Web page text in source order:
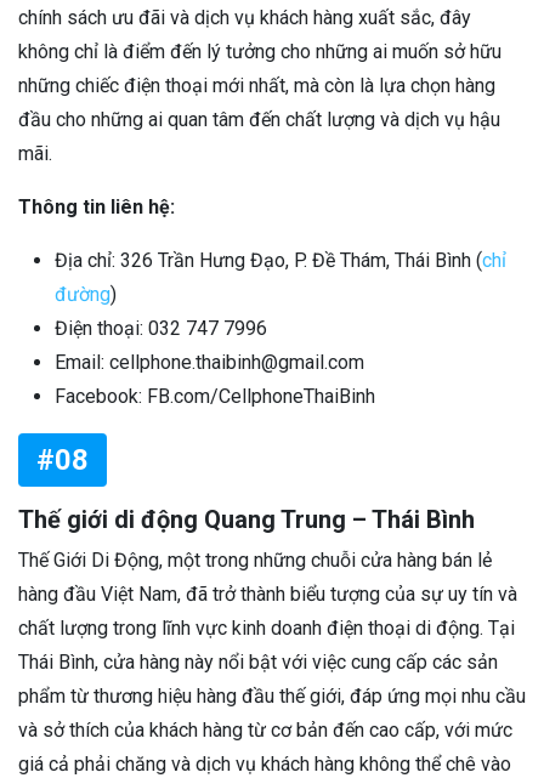
chính sách ưu đãi và dịch vụ khách hàng xuất sắc, đây
không chỉ là điểm đến lý tưởng cho những ai muốn sở hữu
những chiếc điện thoại mới nhất, mà còn là lựa chọn hàng
đầu cho những ai quan tâm đến chất lượng và dịch vụ hậu
mãi.
Thông tin liên hệ:
Địa chỉ: 326 Trần Hưng Đạo, P. Đề Thám, Thái Bình (chỉ
đường)
Điện thoại: 032 747 7996
Email: cellphone.thaibinh@gmail.com
Facebook: FB.com/CellphoneThaiBinh
#08
Thế giới di động Quang Trung – Thái Bình
Thế Giới Di Động, một trong những chuỗi cửa hàng bán lẻ
hàng đầu Việt Nam, đã trở thành biểu tượng của sự uy tín và
chất lượng trong lĩnh vực kinh doanh điện thoại di động. Tại
Thái Bình, cửa hàng này nổi bật với việc cung cấp các sản
phẩm từ thương hiệu hàng đầu thế giới, đáp ứng mọi nhu cầu
và sở thích của khách hàng từ cơ bản đến cao cấp, với mức
giá cả phải chăng và dịch vụ khách hàng không thể chê vào